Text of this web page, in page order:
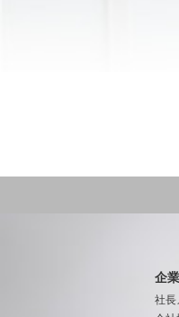
企
社長